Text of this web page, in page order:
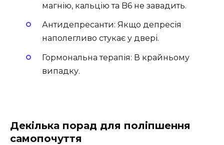
магнію, кальцію та B6 не завадить.
Антидепресанти: Якщо депресія
наполегливо стукає у двері.
Гормональна терапія: В крайньому
випадку.
Декілька порад для поліпшення
самопочуття